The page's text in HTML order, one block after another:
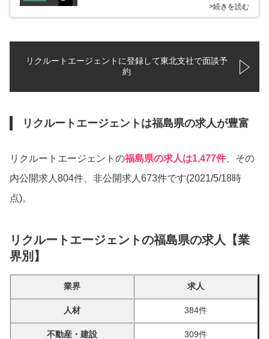
>続きを読む
リクルートエージェントに登録して東北支社で面談予
約
リクルートエージェントは福島県の求人が豊富
リクルートエージェントの福島県の求人は1,477件、その
内公開求人804件、非公開求人673件です(2021/5/18時
点)。
リクルートエージェントの福島県の求人【業
界別】
業界 求人
人材 384件
不動産・建設 309件